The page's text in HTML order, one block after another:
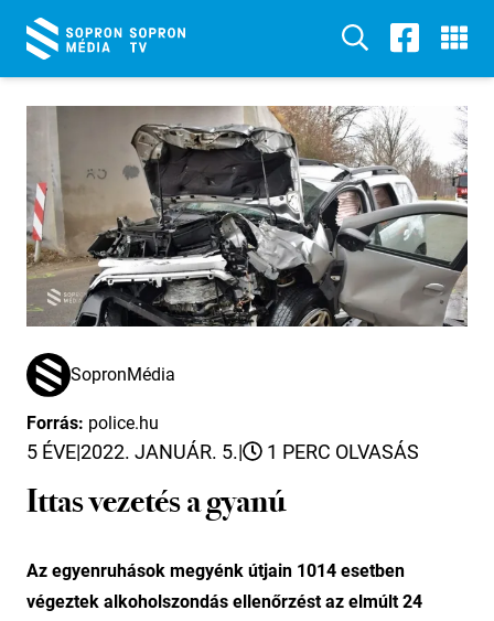
SopronMédia
Forrás: police.hu
5 ÉVE|2022. JANUÁR. 5.| 1 PERC OLVASÁS
Ittas vezetés a gyanú
Az egyenruhások megyénk útjain 1014 esetben
végeztek alkoholszondás ellenőrzést az elmúlt 24